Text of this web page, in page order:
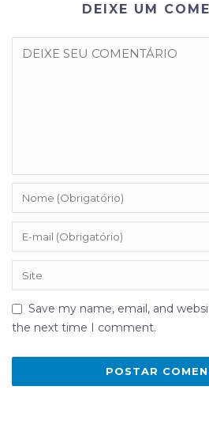
DEIXE UM
Save my name, email, and
the next time I comment.